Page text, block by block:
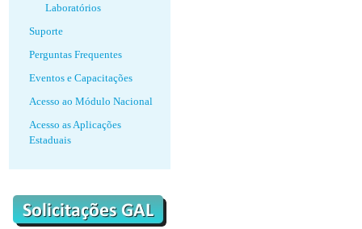
Laboratórios
Suporte
Perguntas Frequentes
Eventos e Capacitações
Acesso ao Módulo Nacional
Acesso as Aplicações
Estaduais